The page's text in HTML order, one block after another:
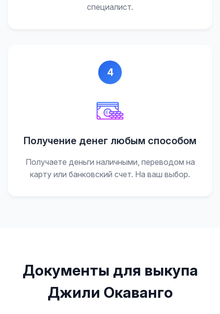
специалист.
4
Получение денег любым способом
Получаете деньги наличными, переводом на
карту или банковский счет. На ваш выбор.
Документы для выкупа
Джили Окаванго